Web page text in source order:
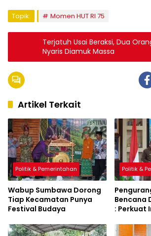
Topik: Momen HUT RI 75
Terjatuh Usai Beraksi, Dua
Nyaris Diamuk Massa
Artikel Terkait
Politik & Pemerintahan
Wabup Sumbawa Dorong
Tiap Kecamatan Punya
Festival Budaya
Politik &
Bencana
: Perkuat